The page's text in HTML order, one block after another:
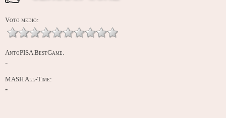
Voto medio:
AntoPISA BestGame:
-
MASH All-Time:
-